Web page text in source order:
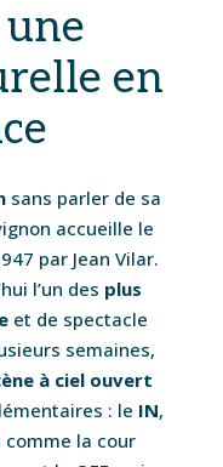
en
sans parler de sa
accueille le
par Jean Vilar.
l’un des plus
et de spectacle
semaines,
à ciel ouvert
: le IN,
comme la cour